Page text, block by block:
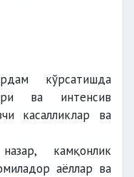
кўрсатишда
ва интенсив
касалликлар ва
камқонлик
аёллар ва